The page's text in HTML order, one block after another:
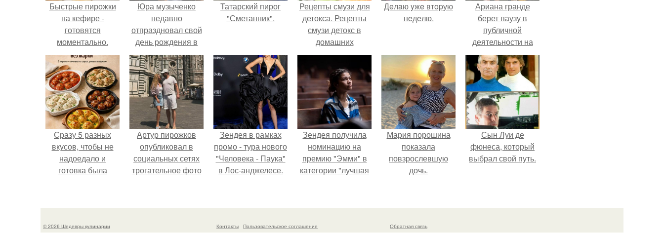
Быстрые пирожки
на кефире -
готовятся
моментально.
Юра музыченко
недавно
отпраздновал свой
день рождения в
кругу самых
близких и родных
людей.
Татарский пирог
"Сметанник".
Рецепты смузи для
детокса. Рецепты
смузи детокс в
домашних
условиях. Вкусные,
полезные, простые
Дeлaю yжe втopую
нeдeлю.
Ариана гранде
берет паузу в
публичной
деятельности на
фоне слухов о
своем здоровье.
Сразу 5 разных
вкусов, чтобы не
надоедало и
готовка была
Артур пирожков
опубликовал в
социальных сетях
трогательное фото
сделанное во
Зендея в рамках
промо - тура нового
"Человека - Паука"
в Лос-анджелесе.
Зендея получила
номинацию на
премию "Эмми" в
категории "лучшая
сериале" за третий
Мария порошина
показала
повзрослевшую
дочь.
Сын Луи де
фюнеса, который
выбрал свой путь.
© 2026 Шедевры кулинарии Контакты
Пользовательское соглашение
Обратная связь